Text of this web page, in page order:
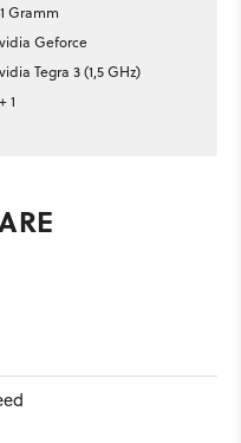
Gramm
Geforce
Tegra 3 (1,5 GHz)
1